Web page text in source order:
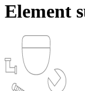
Element